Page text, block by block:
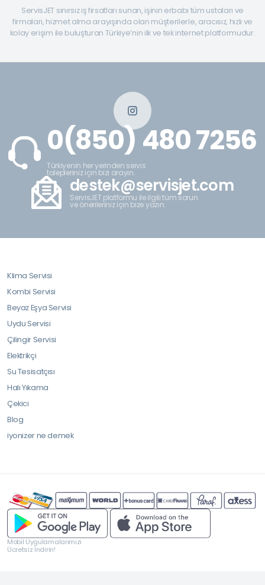
ServisJET sınırsız iş fırsatları sunan, işinin erbabı tüm ustaları ve
firmaları, hizmet alma arayışında olan müşterilerle, aracısız, hızlı ve
kolay erişim ile buluşturan Türkiye’nin ilk ve tek internet platformudur.
0(850) 480 7256
Türkiyenin her yerinden servis
talepleriniz için bizi arayın.
destek@servisjet.com
ServisJET platformu ile ilgili tüm sorun
ve önerileriniz için bize yazın.
Klima Servisi
Kombi Servisi
Beyaz Eşya Servisi
Uydu Servisi
Çilingir Servisi
Elektrikçi
Su Tesisatçısı
Halı Yıkama
Çekici
Blog
iyonizer ne demek
Mobil Uygulamalarımızı
Ücretsiz İndirin!